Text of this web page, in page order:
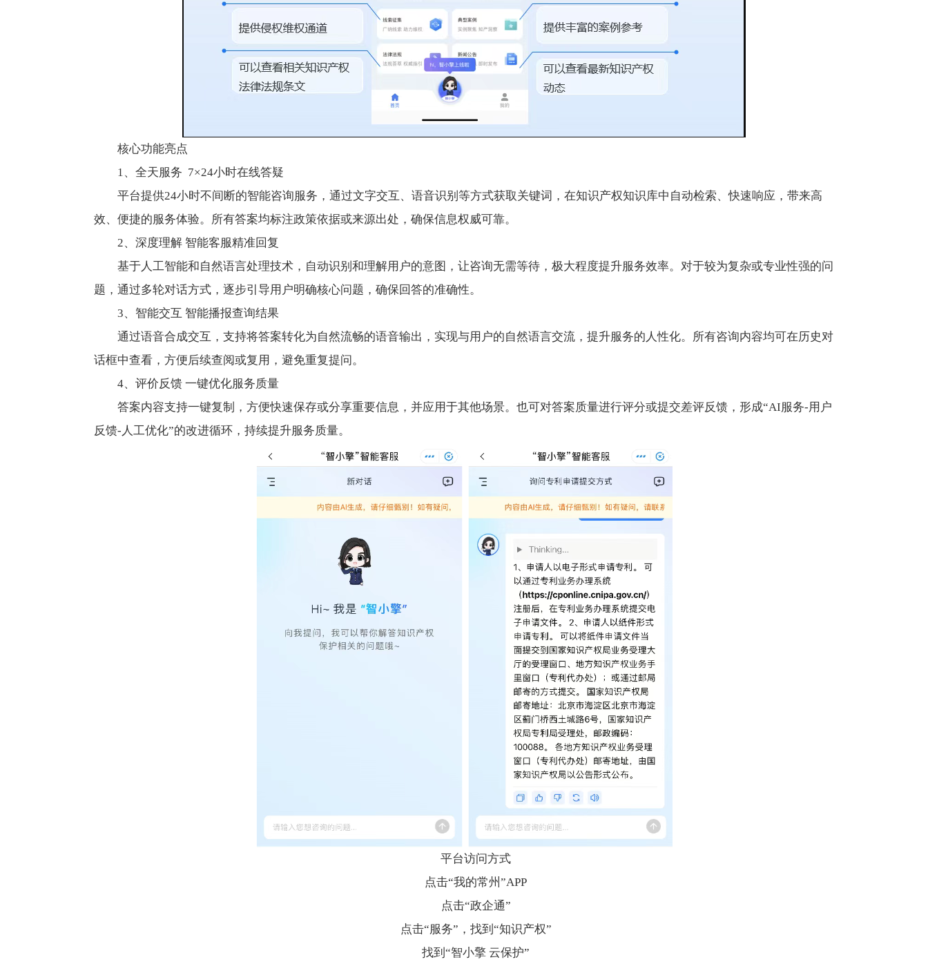
核心功能亮点
1、全天服务 7×24小时在线答疑
平台提供24小时不间断的智能咨询服务，通过文字交互、语音识别等方式获取关键词，在知识产权知识库中自动检索、快速响应，带来高
效、便捷的服务体验。所有答案均标注政策依据或来源出处，确保信息权威可靠。
2、深度理解 智能客服精准回复
基于人工智能和自然语言处理技术，自动识别和理解用户的意图，让咨询无需等待，极大程度提升服务效率。对于较为复杂或专业性强的问
题，通过多轮对话方式，逐步引导用户明确核心问题，确保回答的准确性。
3、智能交互 智能播报查询结果
通过语音合成交互，支持将答案转化为自然流畅的语音输出，实现与用户的自然语言交流，提升服务的人性化。所有咨询内容均可在历史对
话框中查看，方便后续查阅或复用，避免重复提问。
4、评价反馈 一键优化服务质量
答案内容支持一键复制，方便快速保存或分享重要信息，并应用于其他场景。也可对答案质量进行评分或提交差评反馈，形成“AI服务-用户
反馈-人工优化”的改进循环，持续提升服务质量。
平台访问方式
点击“我的常州”APP
点击“政企通”
点击“服务”，找到“知识产权”
找到“智小擎 云保护”